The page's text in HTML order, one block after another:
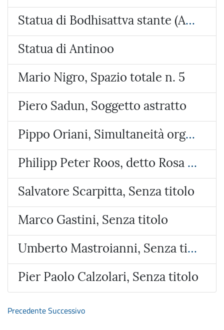
Statua di Bodhisattva stante (Avalokiteshvara Samanthamukha)
Statua di Antinoo
Mario Nigro, Spazio totale n. 5
Piero Sadun, Soggetto astratto
Pippo Oriani, Simultaneità organica
Philipp Peter Roos, detto Rosa da Tivoli , Pastore con animali
Salvatore Scarpitta, Senza titolo
Marco Gastini, Senza titolo
Umberto Mastroianni, Senza titolo
Pier Paolo Calzolari, Senza titolo
PrecedenteSuccessivo